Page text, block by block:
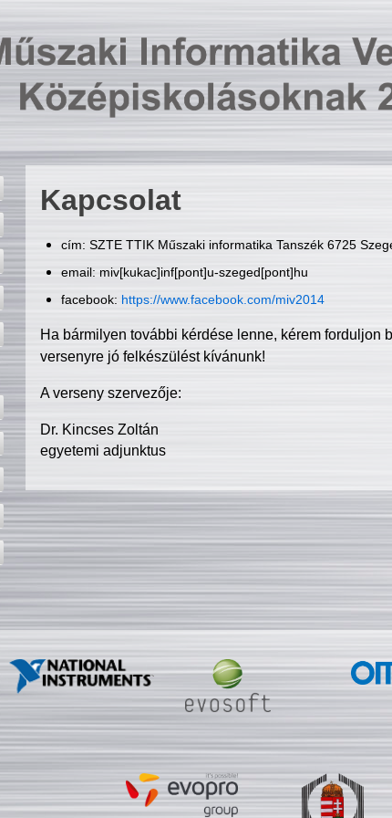
Kapcsolat
cím: SZTE TTIK Műszaki informatika Tanszék 6725
email: miv[kukac]inf[pont]u-szeged[pont]hu
facebook: https://www.facebook.com/miv2014
Ha bármilyen további kérdése lenne, kérem forduljon
versenyre jó felkészülést kívánunk!
A verseny szervezője:
Dr. Kincses Zoltán
egyetemi adjunktus